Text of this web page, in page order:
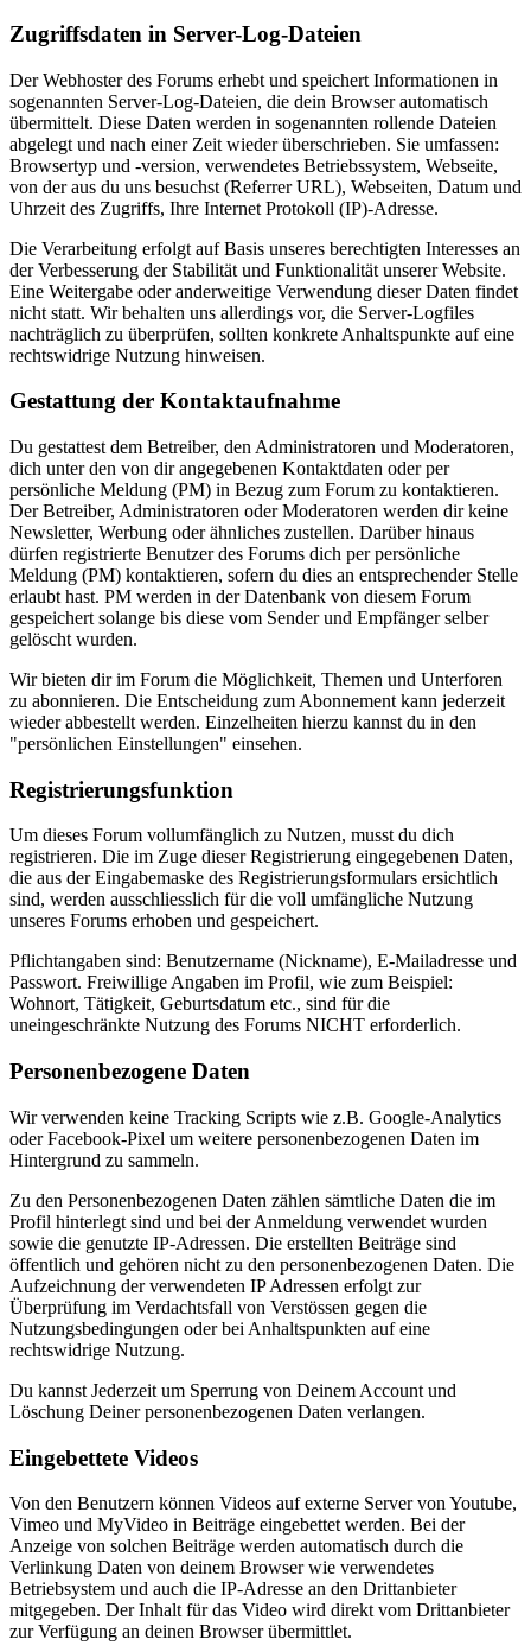
Zugriffsdaten in Server-Log-Dateien
Der Webhoster des Forums erhebt und speichert Informationen in
sogenannten Server-Log-Dateien, die dein Browser automatisch
übermittelt. Diese Daten werden in sogenannten rollende Dateien
abgelegt und nach einer Zeit wieder überschrieben. Sie umfassen:
Browsertyp und -version, verwendetes Betriebssystem, Webseite,
von der aus du uns besuchst (Referrer URL), Webseiten, Datum und
Uhrzeit des Zugriffs, Ihre Internet Protokoll (IP)-Adresse.
Die Verarbeitung erfolgt auf Basis unseres berechtigten Interesses an
der Verbesserung der Stabilität und Funktionalität unserer Website.
Eine Weitergabe oder anderweitige Verwendung dieser Daten findet
nicht statt. Wir behalten uns allerdings vor, die Server-Logfiles
nachträglich zu überprüfen, sollten konkrete Anhaltspunkte auf eine
rechtswidrige Nutzung hinweisen.
Gestattung der Kontaktaufnahme
Du gestattest dem Betreiber, den Administratoren und Moderatoren,
dich unter den von dir angegebenen Kontaktdaten oder per
persönliche Meldung (PM) in Bezug zum Forum zu kontaktieren.
Der Betreiber, Administratoren oder Moderatoren werden dir keine
Newsletter, Werbung oder ähnliches zustellen. Darüber hinaus
dürfen registrierte Benutzer des Forums dich per persönliche
Meldung (PM) kontaktieren, sofern du dies an entsprechender Stelle
erlaubt hast. PM werden in der Datenbank von diesem Forum
gespeichert solange bis diese vom Sender und Empfänger selber
gelöscht wurden.
Wir bieten dir im Forum die Möglichkeit, Themen und Unterforen
zu abonnieren. Die Entscheidung zum Abonnement kann jederzeit
wieder abbestellt werden. Einzelheiten hierzu kannst du in den
"persönlichen Einstellungen" einsehen.
Registrierungsfunktion
Um dieses Forum vollumfänglich zu Nutzen, musst du dich
registrieren. Die im Zuge dieser Registrierung eingegebenen Daten,
die aus der Eingabemaske des Registrierungsformulars ersichtlich
sind, werden ausschliesslich für die voll umfängliche Nutzung
unseres Forums erhoben und gespeichert.
Pflichtangaben sind: Benutzername (Nickname), E-Mailadresse und
Passwort. Freiwillige Angaben im Profil, wie zum Beispiel:
Wohnort, Tätigkeit, Geburtsdatum etc., sind für die
uneingeschränkte Nutzung des Forums NICHT erforderlich.
Personenbezogene Daten
Wir verwenden keine Tracking Scripts wie z.B. Google-Analytics
oder Facebook-Pixel um weitere personenbezogenen Daten im
Hintergrund zu sammeln.
Zu den Personenbezogenen Daten zählen sämtliche Daten die im
Profil hinterlegt sind und bei der Anmeldung verwendet wurden
sowie die genutzte IP-Adressen. Die erstellten Beiträge sind
öffentlich und gehören nicht zu den personenbezogenen Daten. Die
Aufzeichnung der verwendeten IP Adressen erfolgt zur
Überprüfung im Verdachtsfall von Verstössen gegen die
Nutzungsbedingungen oder bei Anhaltspunkten auf eine
rechtswidrige Nutzung.
Du kannst Jederzeit um Sperrung von Deinem Account und
Löschung Deiner personenbezogenen Daten verlangen.
Eingebettete Videos
Von den Benutzern können Videos auf externe Server von Youtube,
Vimeo und MyVideo in Beiträge eingebettet werden. Bei der
Anzeige von solchen Beiträge werden automatisch durch die
Verlinkung Daten von deinem Browser wie verwendetes
Betriebsystem und auch die IP-Adresse an den Drittanbieter
mitgegeben. Der Inhalt für das Video wird direkt vom Drittanbieter
zur Verfügung an deinen Browser übermittlet.